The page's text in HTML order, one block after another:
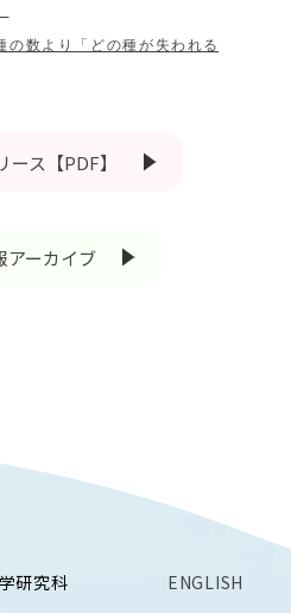
の数より「どの種が失われる
ス【PDF】
アーカイブ
研究科 ENGLISH